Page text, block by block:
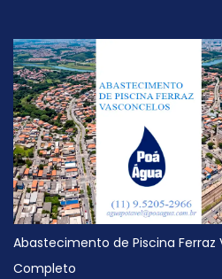
Abastecimento de Piscina Ferraz
Completo